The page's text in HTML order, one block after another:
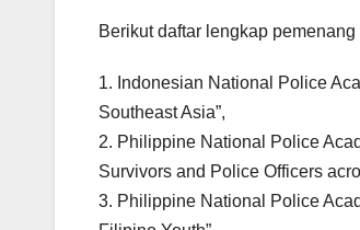
Berikut daftar lengkap
1. Indonesian National Police
Southeast Asia”,
2. Philippine National Police
Survivors and Police Officers
3. Philippine National Police